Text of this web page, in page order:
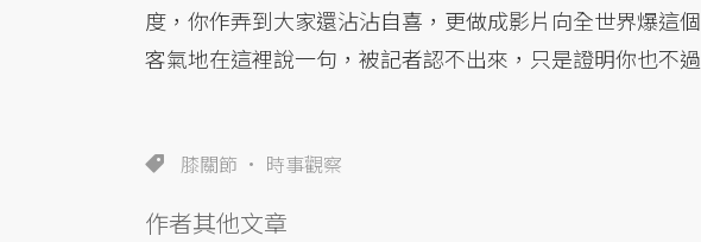
度，你作弄到大家還沾沾自喜，更做成影片向全世界爆這
客氣地在這裡說一句，被記者認不出來，只是證明你也不
膝關節 時事觀察
作者其他文章